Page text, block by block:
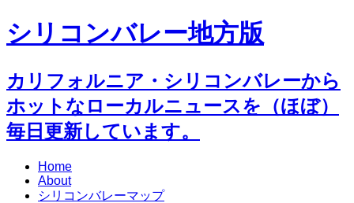
シリコンバレー地方版
カリフォルニア・シリコンバレーから
ホットなローカルニュースを（ほぼ）
毎日更新しています。
Home
About
シリコンバレーマップ